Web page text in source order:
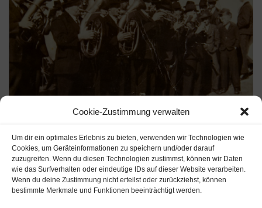
Cookie-Zustimmung verwalten
Um dir ein optimales Erlebnis zu bieten, verwenden wir Technologien wie
Cookies, um Geräteinformationen zu speichern und/oder darauf
zuzugreifen. Wenn du diesen Technologien zustimmst, können wir Daten
wie das Surfverhalten oder eindeutige IDs auf dieser Website verarbeiten.
Wenn du deine Zustimmung nicht erteilst oder zurückziehst, können
bestimmte Merkmale und Funktionen beeinträchtigt werden.
v.l.:Josef Thaler (Obere Ache), Joachim Riedmann
(Starchent), Johann Wimmer (Pletzer), Hausl Stadler
(Riedl), Ferdinand Stadler